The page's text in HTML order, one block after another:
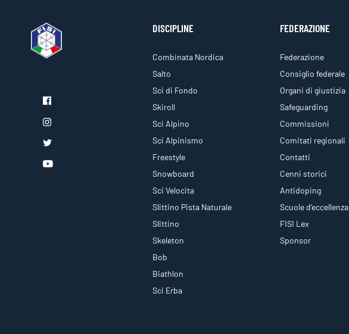
DISCIPLINE
Combinata Nordica
Salto
Sci di Fondo
Skiroll
Sci Alpino
Sci Alpinismo
Freestyle
Snowboard
Sci Velocita
Slittino Pista Naturale
Slittino
Skeleton
Bob
Biathlon
Sci Erba
FEDERAZIONE
Federazione
Consiglio federale
Organi di giustizia
Safeguarding
Commissioni
Comitati regionali
Contatti
Cenni storici
Antidoping
Scuole d'eccellenza
FISI Lex
Sponsor